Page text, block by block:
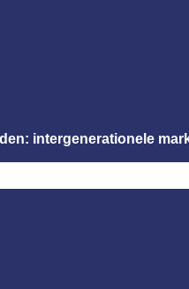
intergenerationele